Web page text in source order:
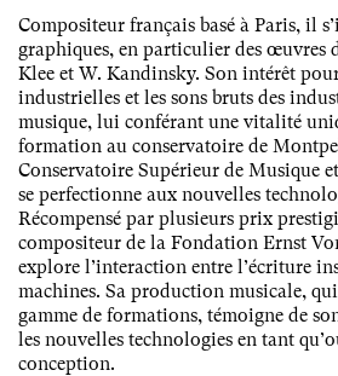
Compositeur français basé à Paris, il
graphiques, en particulier des œuvres
Klee et W. Kandinsky. Son intérêt
industrielles et les sons bruts des
musique, lui conférant une vitalité
formation au conservatoire de
Conservatoire Supérieur de Musique
se perfectionne aux nouvelles
Récompensé par plusieurs prix
compositeur de la Fondation Ernst
explore l’interaction entre l’écriture
machines. Sa production musicale,
gamme de formations, témoigne de
les nouvelles technologies en tant
conception.